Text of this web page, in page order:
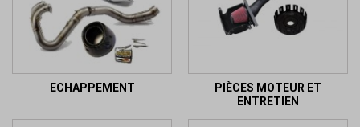
ECHAPPEMENT
PIÈCES MOTEUR ET
ENTRETIEN